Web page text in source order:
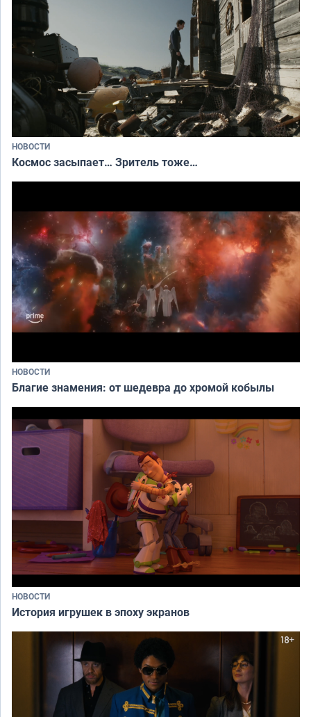
НОВОСТИ
Космос засыпает… Зритель тоже…
НОВОСТИ
Благие знамения: от шедевра до хромой кобылы
НОВОСТИ
История игрушек в эпоху экранов